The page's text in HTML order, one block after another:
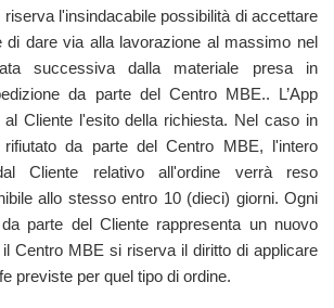
l'insindacabile possibilità di accettare
di dare via alla lavorazione al massimo nel
successiva dalla materiale presa in
da parte del Centro MBE.. L’App
Cliente l'esito della richiesta. Nel caso in
rifiutato da parte del Centro MBE, l'intero
Cliente relativo all'ordine verrà reso
allo stesso entro 10 (dieci) giorni. Ogni
parte del Cliente rappresenta un nuovo
Centro MBE si riserva il diritto di applicare
previste per quel tipo di ordine.